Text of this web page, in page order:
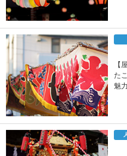
【
た
魅